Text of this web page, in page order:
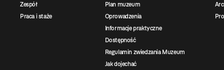
Zespół
Praca i staże
Plan muzeum
Oprowadzenia
Informacje praktyczne
Dostępność
Regulamin zwiedzania Muzeum
Jak dojechać